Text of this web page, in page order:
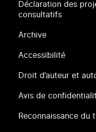
Déclaration des
consultatifs
Archive
Accessibilité
Droit d’auteur et
Avis de
Reconnaissance du